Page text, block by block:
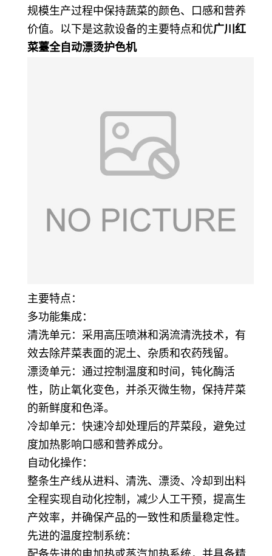
规模生产过程中保持蔬菜的颜色、口感和营养
价值。以下是这款设备的主要特点和优广川红
菜薹全自动漂烫护色机
主要特点：
多功能集成：
清洗单元：采用高压喷淋和涡流清洗技术，有
效去除芹菜表面的泥土、杂质和农药残留。
漂烫单元：通过控制温度和时间，钝化酶活
性，防止氧化变色，并杀灭微生物，保持芹菜
的新鲜度和色泽。
冷却单元：快速冷却处理后的芹菜段，避免过
度加热影响口感和营养成分。
自动化操作：
整条生产线从进料、清洗、漂烫、冷却到出料
全程实现自动化控制，减少人工干预，提高生
产效率，并确保产品的一致性和质量稳定性。
先进的温度控制系统：